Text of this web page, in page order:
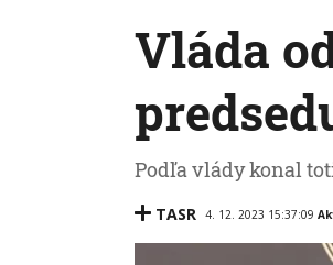
Vláda
Podľa vlády konal
TASR 4. 12. 2023 15:37:09